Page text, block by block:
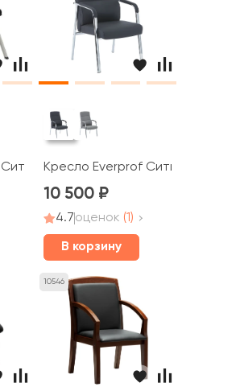
/ Seat (462E)
Кресло Everprof Сити / City
10 500
4.7оценок (1)
В корзину
10546